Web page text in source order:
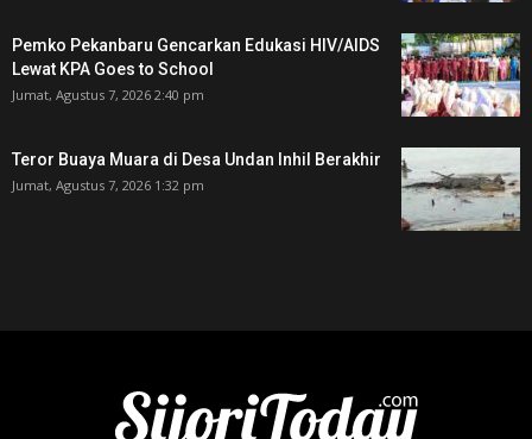
Pemko Pekanbaru Gencarkan Edukasi HIV/AIDS
Lewat KPA Goes to School
Jumat, Agustus 7, 2026 2:40 pm
Teror Buaya Muara di Desa Undan Inhil Berakhir
Jumat, Agustus 7, 2026 1:32 pm